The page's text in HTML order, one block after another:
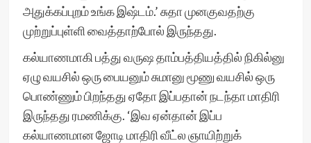
அதுக்கப்புறம் உங்க இஷ்டம்.’ சுதா முனகுவதற்கு
முற்றுப்புள்ளி வைத்தாற்போல் இருந்தது.
கல்யாணமாகி பத்து வருஷ தாம்பத்தியத்தில் நிகில்னு
ஏழு வயசில் ஒரு பையனும் சுமானு மூணு வயசில் ஒரு
பொண்ணும் பிறந்தது ஏதோ இப்பதான் நடந்தா மாதிரி
இருந்தது ரமணிக்கு. ‘இவ ஏன்தான் இப்ப
கல்யாணமான ஜோடி மாதிரி வீட்ல ஞாயிற்றுக்